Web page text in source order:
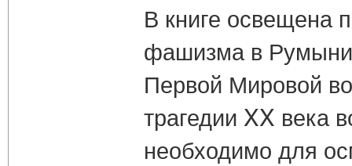
В книге освещена
фашизма в
Первой Мировой
трагедии XX века
необходимо для